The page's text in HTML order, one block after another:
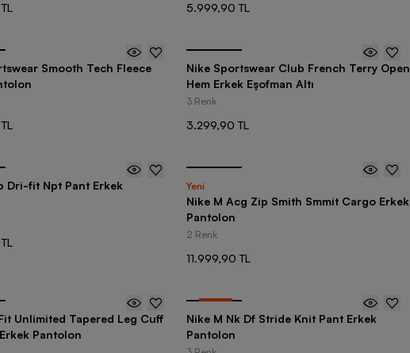
5.999,90 TL
Smooth Tech Fleece
Nike Sportswear Club French Terry Open
Hem Erkek Eşofman Altı
3 Renk
3.299,90 TL
Dri-fit Npt Pant Erkek
Yeni
Nike M Acg Zip Smith Smmit Cargo Erkek
Pantolon
2 Renk
11.999,90 TL
Unlimited Tapered Leg Cuff
Pantolon
Nike M Nk Df Stride Knit Pant Erkek
Pantolon